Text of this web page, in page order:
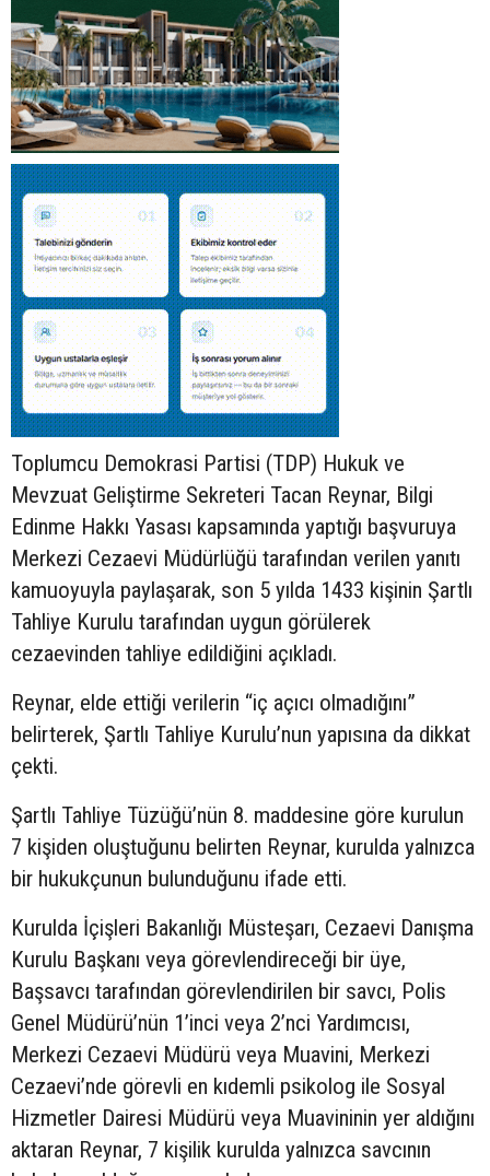
Toplumcu Demokrasi Partisi (TDP) Hukuk ve
Mevzuat Geliştirme Sekreteri Tacan Reynar, Bilgi
Edinme Hakkı Yasası kapsamında yaptığı başvuruya
Merkezi Cezaevi Müdürlüğü tarafından verilen yanıtı
kamuoyuyla paylaşarak, son 5 yılda 1433 kişinin Şartlı
Tahliye Kurulu tarafından uygun görülerek
cezaevinden tahliye edildiğini açıkladı.
Reynar, elde ettiği verilerin “iç açıcı olmadığını”
belirterek, Şartlı Tahliye Kurulu’nun yapısına da dikkat
çekti.
Şartlı Tahliye Tüzüğü’nün 8. maddesine göre kurulun
7 kişiden oluştuğunu belirten Reynar, kurulda yalnızca
bir hukukçunun bulunduğunu ifade etti.
Kurulda İçişleri Bakanlığı Müsteşarı, Cezaevi Danışma
Kurulu Başkanı veya görevlendireceği bir üye,
Başsavcı tarafından görevlendirilen bir savcı, Polis
Genel Müdürü’nün 1’inci veya 2’nci Yardımcısı,
Merkezi Cezaevi Müdürü veya Muavini, Merkezi
Cezaevi’nde görevli en kıdemli psikolog ile Sosyal
Hizmetler Dairesi Müdürü veya Muavininin yer aldığını
aktaran Reynar, 7 kişilik kurulda yalnızca savcının